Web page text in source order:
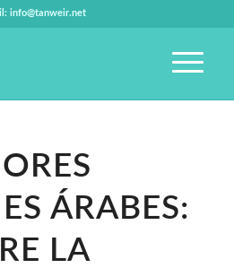
info@tanweir.net
ÁRABES:
LA